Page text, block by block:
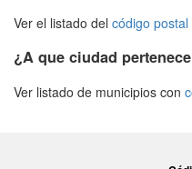
Ver el listado del código
¿A que ciudad
Ver listado de municipios con